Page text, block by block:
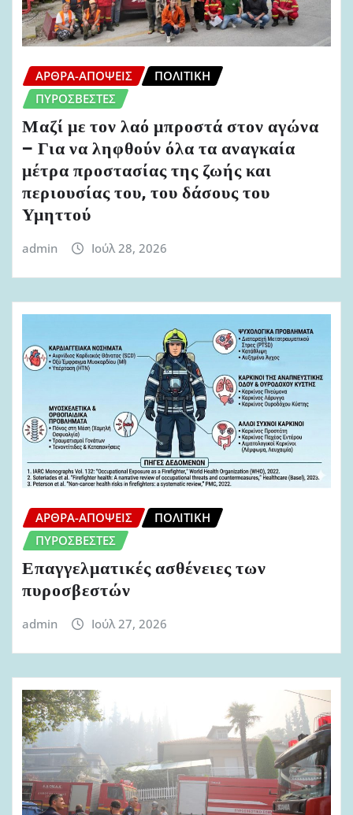
ΆΡΘΡΑ-ΑΠΌΨΕΙΣ
ΠΟΛΙΤΙΚΉ
ΠΥΡΟΣΒΈΣΤΕΣ
Μαζί με τον λαό μπροστά στον αγώνα
– Για να ληφθούν όλα τα αναγκαία
μέτρα προστασίας της ζωής και
περιουσίας του, του δάσους του
Υμηττού
admin Ιούλ 28, 2026
ΆΡΘΡΑ-ΑΠΌΨΕΙΣ
ΠΟΛΙΤΙΚΉ
ΠΥΡΟΣΒΈΣΤΕΣ
Επαγγελματικές ασθένειες των
πυροσβεστών
admin Ιούλ 27, 2026